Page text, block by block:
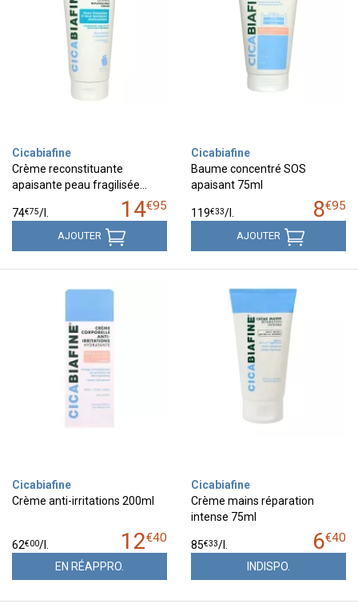
Cicabiafine
Crème reconstituante
apaisante peau fragilisée…
14€95
74€75/
AJOUTER
Cicabiafine
Baume concentré SOS
apaisant 75ml
8€95
119€33/
AJOUTER
Cicabiafine
Crème anti-irritations 200ml
12€40
62€00/
EN RÉAPPRO.
Cicabiafine
Crème mains réparation
intense 75ml
6€40
85€33/
INDISPO.